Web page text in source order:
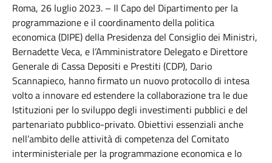
Roma, 26 luglio 2023. – Il Capo del Dipartimento per la
programmazione e il coordinamento della politica
economica (DIPE) della Presidenza del Consiglio dei Ministri,
Bernadette Veca, e l’Amministratore Delegato e Direttore
Generale di Cassa Depositi e Prestiti (CDP), Dario
Scannapieco, hanno firmato un nuovo protocollo di intesa
volto a innovare ed estendere la collaborazione tra le due
Istituzioni per lo sviluppo degli investimenti pubblici e del
partenariato pubblico-privato. Obiettivi essenziali anche
nell’ambito delle attività di competenza del Comitato
interministeriale per la programmazione economica e lo